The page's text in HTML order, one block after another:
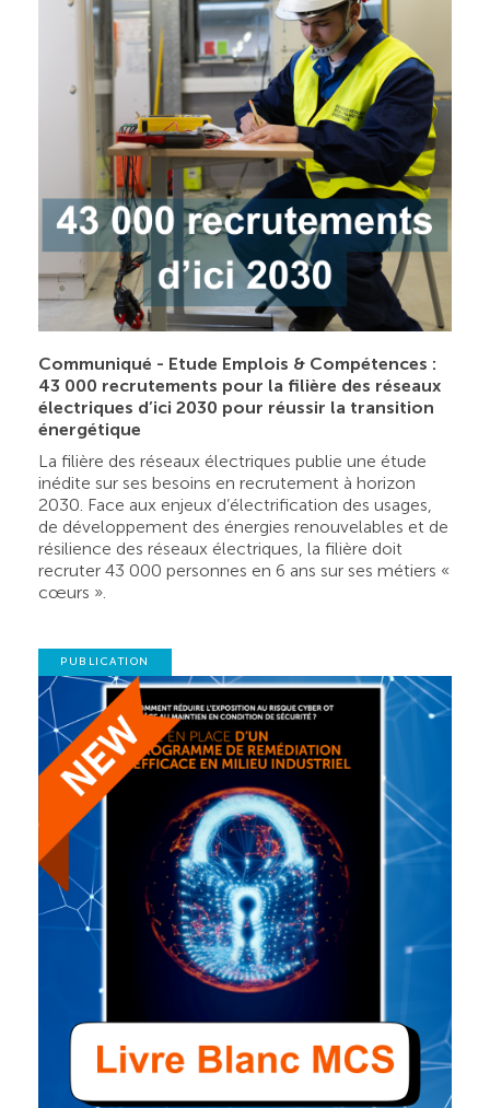
Communiqué - Etude Emplois & Compétences :
43 000 recrutements pour la filière des réseaux
électriques d’ici 2030 pour réussir la transition
énergétique
La filière des réseaux électriques publie une étude
inédite sur ses besoins en recrutement à horizon
2030. Face aux enjeux d’électrification des usages,
de développement des énergies renouvelables et de
résilience des réseaux électriques, la filière doit
recruter 43 000 personnes en 6 ans sur ses métiers «
cœurs ».
PUBLICATION